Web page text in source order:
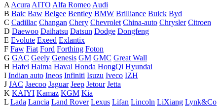
A Acura AITO Alfa Romeo Audi
B Baic Baw Belgee Bentley BMW Brilliance Buick Byd
C Cadillac Changan Chery Chevrolet China-auto Chrysler Citroen
D Daewoo Daihatsu Datsun Dodge Dongfeng
E Evolute Exeed Exlantix
F Faw Fiat Ford Forthing Foton
G GAC Geely Genesis GM GMC Great Wall
H Hafei Haima Haval Honda HongQi Hyundai
I Indian auto Ineos Infiniti Isuzu Iveco IZH
J JAC Jaecoo Jaguar Jeep Jetour Jetta
K KAIYI Kamaz KGM Kia
L Lada Lancia Land Rover Lexus Lifan Lincoln LiXiang Lynk&Co